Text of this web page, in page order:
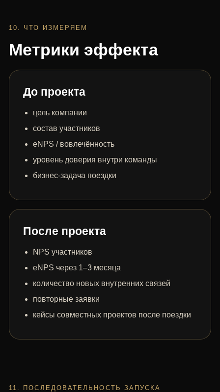
10. ЧТО ИЗМЕРЯЕМ
Метрики эффекта
До проекта
цель компании
состав участников
eNPS / вовлечённость
уровень доверия внутри команды
бизнес-задача поездки
После проекта
NPS участников
eNPS через 1–3 месяца
количество новых внутренних связей
повторные заявки
кейсы совместных проектов после поездки
11. ПОСЛЕДОВАТЕЛЬНОСТЬ ЗАПУСКА